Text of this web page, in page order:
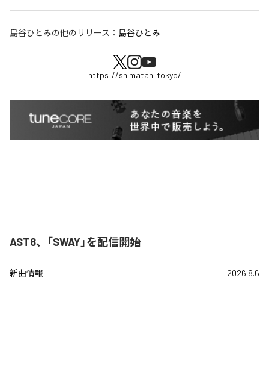
島谷ひとみの他のリリース： 島谷ひとみ
https://shimatani.tokyo/
AST8、「SWAY」を配信開始
新曲情報 2026.8.6